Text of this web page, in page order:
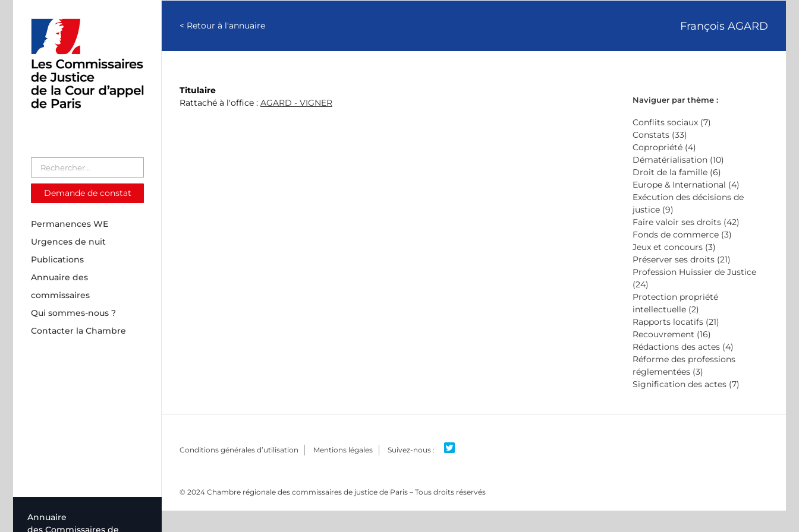
Demande de constat
Permanences WE
Urgences de nuit
Publications
Annuaire des
commissaires
Qui sommes-nous ?
Contacter la Chambre
Annuaire
des Commissaires de
François AGARD
< Retour à l'annuaire
Titulaire
Rattaché à l'office : AGARD - VIGNER Naviguer par thème :
Conflits sociaux (7)
Constats (33)
Copropriété (4)
Dématérialisation (10)
Droit de la famille (6)
Europe & International (4)
Exécution des décisions de
justice (9)
Faire valoir ses droits (42)
Fonds de commerce (3)
Jeux et concours (3)
Préserver ses droits (21)
Profession Huissier de Justice
(24)
Protection propriété
intellectuelle (2)
Rapports locatifs (21)
Recouvrement (16)
Rédactions des actes (4)
Réforme des professions
réglementées (3)
Signification des actes (7)
Conditions générales d’utilisation Mentions légales
© 2024 Chambre régionale des commissaires de justice de Paris – Tous droits réservés